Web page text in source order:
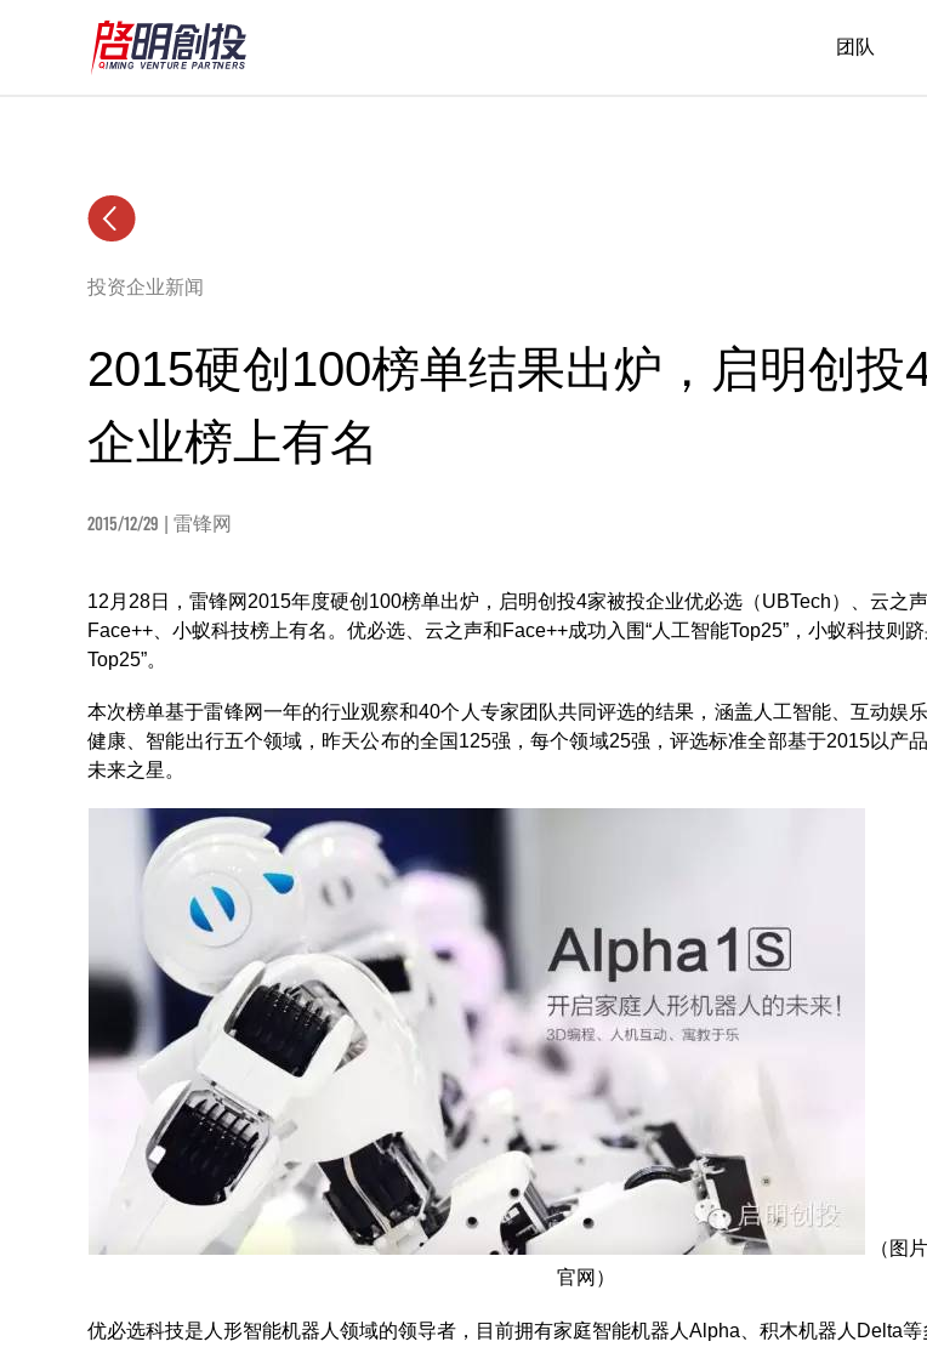
团队
投资企业新闻
2015硬创100榜单结果出炉，启明创投
企业榜上有名
2015/12/29 | 雷锋网
12月28日，雷锋网2015年度硬创100榜单出炉，启明创投4家被投企业优必选（UBTech）、云之
Face++、小蚁科技榜上有名。优必选、云之声和Face++成功入围“人工智能Top25”，小蚁科技则
Top25”。
本次榜单基于雷锋网一年的行业观察和40个人专家团队共同评选的结果，涵盖人工智能、互动娱
健康、智能出行五个领域，昨天公布的全国125强，每个领域25强，评选标准全部基于2015以产
未来之星。
（图
官网）
优必选科技是人形智能机器人领域的领导者，目前拥有家庭智能机器人Alpha、积木机器人Delta